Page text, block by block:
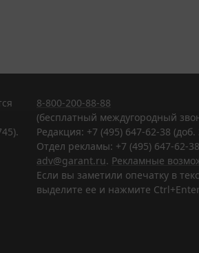
8-800-200-88-88
(бесплатный междугородный
Редакция: +7 (495) 647-62-38 (доб.
Отдел рекламы: +7 (495) 647-62-
adv@garant.ru. Рекламные
Если вы заметили опечатку в
выделите ее и нажмите